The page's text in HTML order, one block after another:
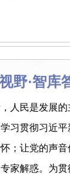
野·智库
人民是发展
习贯彻习近
；让党的声
家解惑。为